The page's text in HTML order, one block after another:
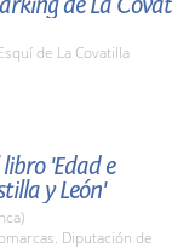
de La Covatilla
'Edad e
y León'
Diputación de